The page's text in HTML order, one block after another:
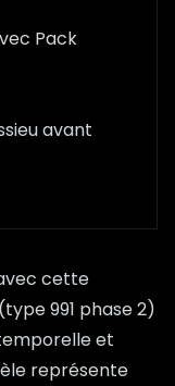
Pack
avant
cette
991 phase 2)
et
représente